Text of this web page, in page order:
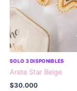
SOLO 3 DISPONIBLES
Arete Star Beige
$30.000